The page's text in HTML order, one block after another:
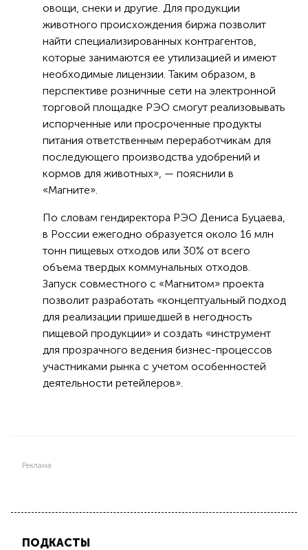
овощи, снеки и другие. Для продукции
животного происхождения биржа позволит
найти специализированных контрагентов,
которые занимаются ее утилизацией и имеют
необходимые лицензии. Таким образом, в
перспективе розничные сети на электронной
торговой площадке РЭО смогут реализовывать
испорченные или просроченные продукты
питания ответственным переработчикам для
последующего производства удобрений и
кормов для животных», — пояснили в
«Магните».
По словам гендиректора РЭО Дениса Буцаева,
в России ежегодно образуется около 16 млн
тонн пищевых отходов или 30% от всего
объема твердых коммунальных отходов.
Запуск совместного с «Магнитом» проекта
позволит разработать «концептуальный подход
для реализации пришедшей в негодность
пищевой продукции» и создать «инструмент
для прозрачного ведения бизнес-процессов
участниками рынка с учетом особенностей
деятельности ретейлеров».
Реклама
ПОДКАСТЫ